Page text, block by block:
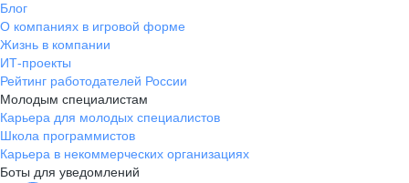
Блог
О компаниях в игровой форме
Жизнь в компании
ИТ-проекты
Рейтинг работодателей России
Молодым специалистам
Карьера для молодых специалистов
Школа программистов
Карьера в некоммерческих организациях
Боты для уведомлений